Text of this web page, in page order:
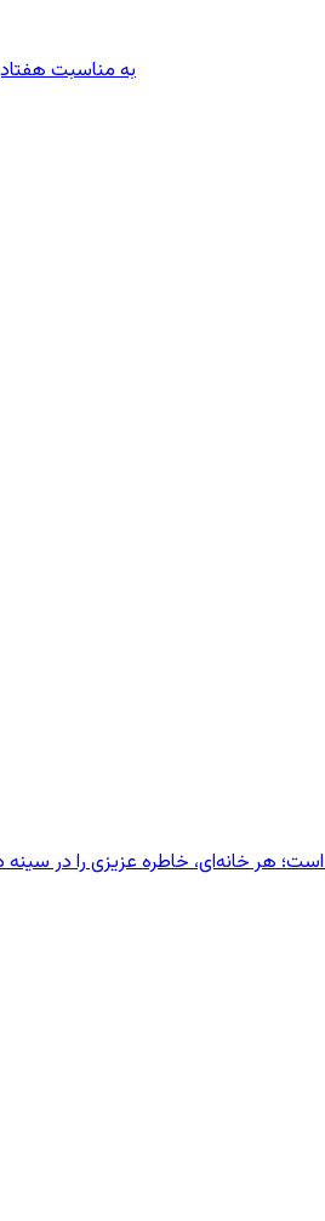
به مناسبت
هر خانه‌ای، خاطره عزیزی را در سینه